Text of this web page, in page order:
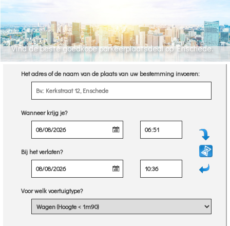
Vind de beste goedkope parkeerplaatsdeal op Enschede.
Het adres of de naam van de plaats van uw bestemming invoeren:
Wanneer krijg je?
Bij het verlaten?
Voor welk voertuigtype?